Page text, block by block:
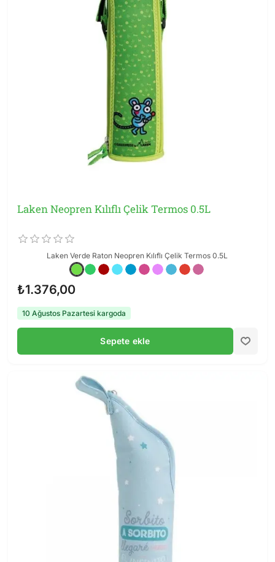
Laken Neopren Kılıflı Çelik Termos 0.5L
Laken Verde Raton Neopren Kılıflı Çelik Termos 0.5L
₺1.376,00
10 Ağustos Pazartesi kargoda
Sepete ekle